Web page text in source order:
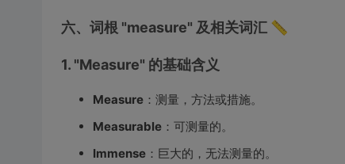
六、词根 "measure" 及相关词汇 📏
1. "Measure" 的基础含义
Measure：测量，方法或措施。
Measurable：可测量的。
Immense：巨大的，无法测量的。